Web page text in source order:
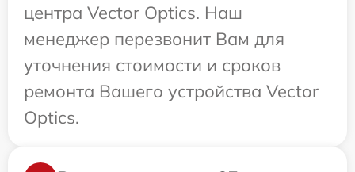
центра Vector Optics. Наш
менеджер перезвонит Вам для
уточнения стоимости и сроков
ремонта Вашего устройства Vector
Optics.